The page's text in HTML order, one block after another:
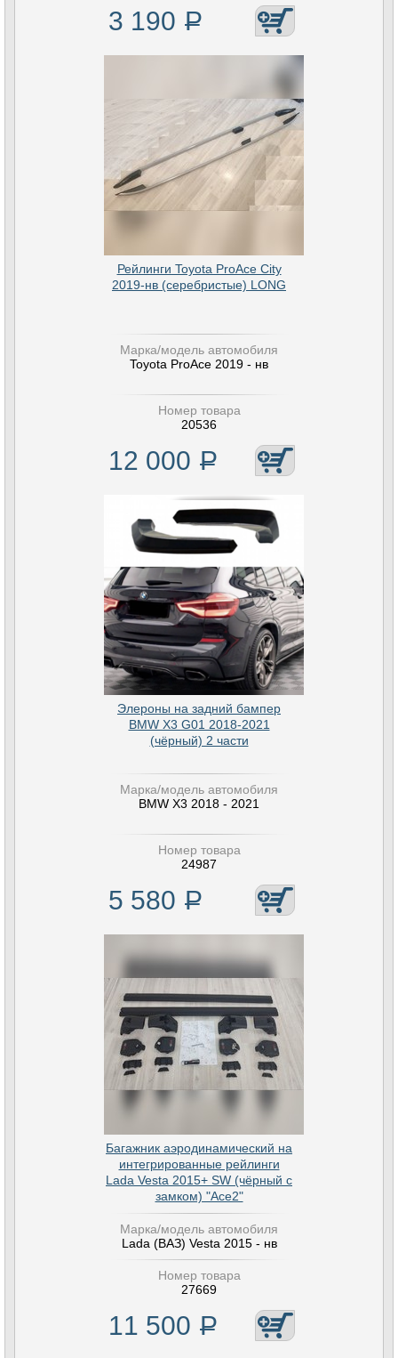
3 190 Р
Рейлинги Toyota ProAce City
2019-нв (серебристые) LONG
Марка/модель автомобиля
Toyota ProAce 2019 - нв
Номер товара
20536
12 000 Р
Элероны на задний бампер
BMW X3 G01 2018-2021
(чёрный) 2 части
Марка/модель автомобиля
BMW X3 2018 - 2021
Номер товара
24987
5 580 Р
Багажник аэродинамический на
интегрированные рейлинги
Lada Vesta 2015+ SW (чёрный с
замком) "Ace2"
Марка/модель автомобиля
Lada (ВАЗ) Vesta 2015 - нв
Номер товара
27669
11 500 Р